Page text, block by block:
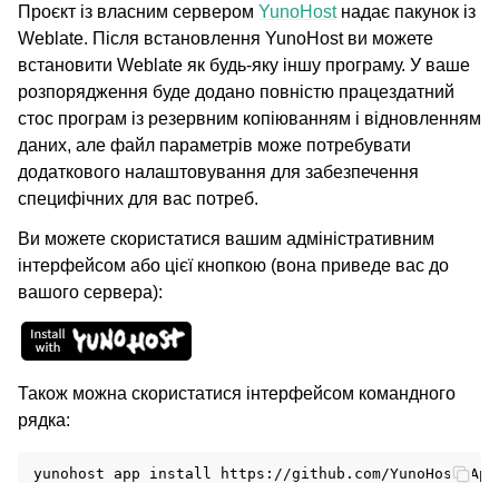
navigation of Настанови з налаштовування
Проєкт із власним сервером YunoHostнадає пакунок із
Weblate. Після встановлення YunoHost ви можете
встановити Weblate як будь-яку іншу програму. У ваше
розпорядження буде додано повністю працездатний
стос програм із резервним копіюванням і відновленням
даних, але файл параметрів може потребувати
додаткового налаштовування для забезпечення
специфічних для вас потреб.
Ви можете скористатися вашим адміністративним
інтерфейсом або цієї кнопкою (вона приведе вас до
вашого сервера):
Також можна скористатися інтерфейсом командного
рядка:
yunohost app install